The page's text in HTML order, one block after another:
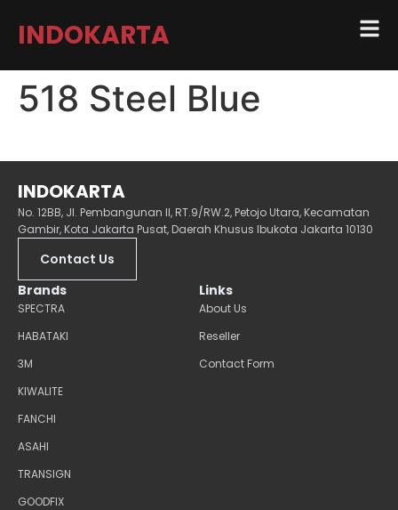
INDOKARTA
518 Steel Blue
INDOKARTA
No. 12BB, Jl. Pembangunan II, RT.9/RW.2, Petojo Utara, Kecamatan
Gambir, Kota Jakarta Pusat, Daerah Khusus Ibukota Jakarta 10130
Contact Us
Brands
SPECTRA
HABATAKI
3M
KIWALITE
FANCHI
ASAHI
TRANSIGN
GOODFIX
Links
About Us
Reseller
Contact Form